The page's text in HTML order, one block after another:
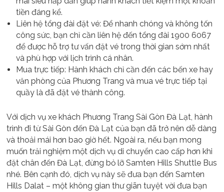
tiền đáng kể.
Liên hệ tổng đài đặt vé: Để nhanh chóng và không tốn
công sức, bạn chỉ cần liên hệ đến tổng đài 1900 6067
để được hỗ trợ tư vấn đặt vé trong thời gian sớm nhất
và phù hợp với lịch trình cá nhân.
Mua trực tiếp: Hành khách chỉ cần đến các bến xe hay
văn phòng của Phương Trang và mua vé trực tiếp tại
quầy là đã đặt vé thành công.
Với dịch vụ xe khách Phương Trang Sài Gòn Đà Lạt, hành
trình đi từ Sài Gòn đến Đà Lạt của bạn đã trở nên dễ dàng
và thoải mái hơn bao giờ hết. Ngoài ra, nếu bạn mong
muốn trải nghiệm một dịch vụ di chuyển cao cấp hơn khi
đặt chân đến Đà Lạt, đừng bỏ lỡSamten Hills Shuttle Bus
nhé. Bên cạnh đó, dịch vụ này sẽ đưa bạn đến Samten
Hills Dalat – một không gian thư giãn tuyệt vời đưa bạn